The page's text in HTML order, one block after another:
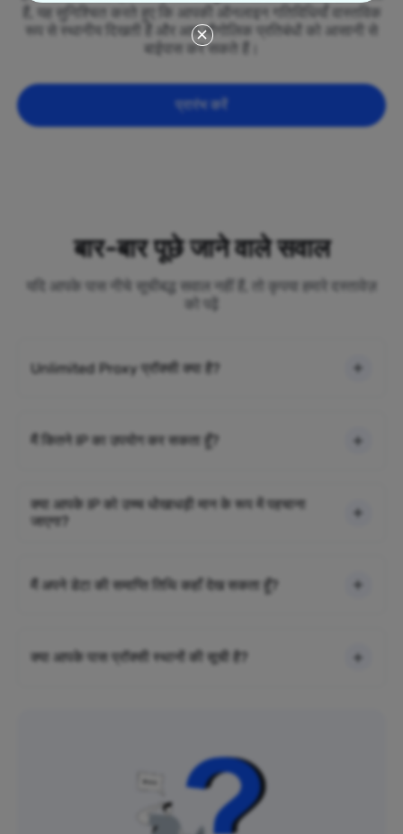
हैं, यह सुनिश्चित करते हुए कि आपकी ऑनलाइन गतिविधियाँ वास्तविक
रूप से स्थानीय दिखती हैं और आप भौगोलिक प्रतिबंधों को आसानी से
बाईपास कर सकते हैं।
प्रारंभ करें
बार-बार पूछे जाने वाले सवाल
यदि आपके पास नीचे सूचीबद्ध सवाल नहीं हैं, तो कृपया हमारे दस्तावेज़
को पढ़ें
Unlimited Proxy प्रॉक्सी क्या है?
मैं कितने IP का उपयोग कर सकता हूँ?
क्या आपके IP को उच्च धोखाधड़ी मान के रूप में पहचाना
जाएगा?
मैं अपने डेटा की समाप्ति तिथि कहाँ देख सकता हूँ?
क्या आपके पास प्रॉक्सी स्थानों की सूची है?